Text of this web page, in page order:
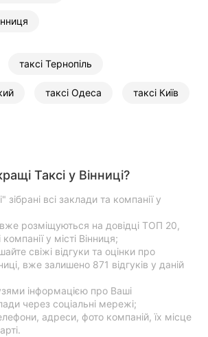
таксі Тернопіль
таксі Одеса таксі Київ
Таксі у Вінниці?
всі заклади та компанії у
розміщуються на довідці ТОП 20,
у місті Вінниця;
свіжі відгуки та оцінки про
вже залишено 871 відгуків у даній
інформацією про Ваші
через соціальні мережі;
адреси, фото компаній, їх місце